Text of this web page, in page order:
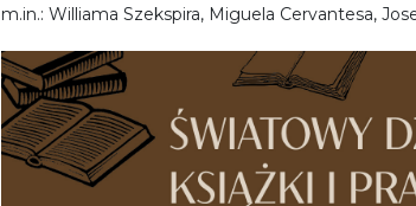
m.in.: Williama Szekspira, Miguela Cervantesa,